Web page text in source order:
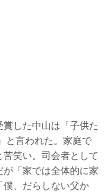
した中山は「子供た
と言われた。家庭で
笑い。司会者として
「家では全体的に家
、だらしない父か